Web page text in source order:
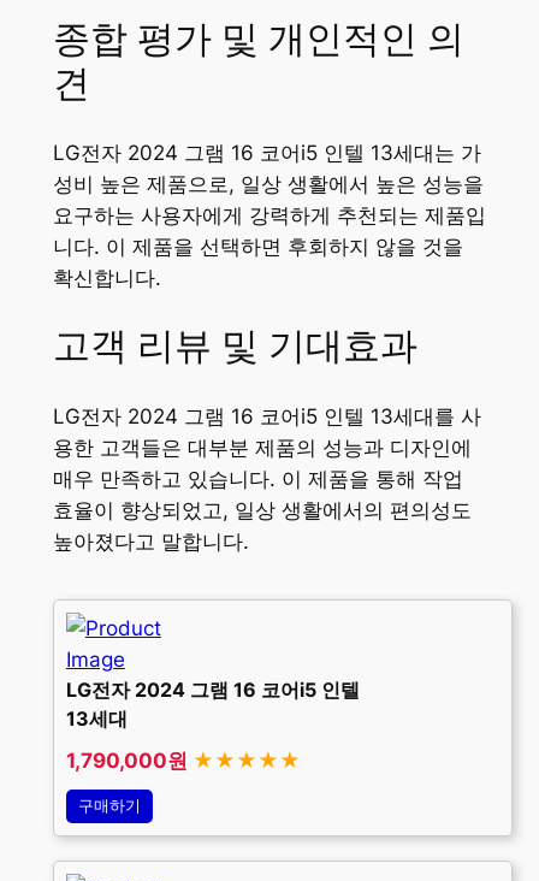
종합 평가 및 개인적인 의
견
LG전자 2024 그램 16 코어i5 인텔 13세대는 가
성비 높은 제품으로, 일상 생활에서 높은 성능을
요구하는 사용자에게 강력하게 추천되는 제품입
니다. 이 제품을 선택하면 후회하지 않을 것을
확신합니다.
고객 리뷰 및 기대효과
LG전자 2024 그램 16 코어i5 인텔 13세대를 사
용한 고객들은 대부분 제품의 성능과 디자인에
매우 만족하고 있습니다. 이 제품을 통해 작업
효율이 향상되었고, 일상 생활에서의 편의성도
높아졌다고 말합니다.
LG전자 2024 그램 16 코어i5 인텔
13세대
1,790,000원 ★★★★★
구매하기